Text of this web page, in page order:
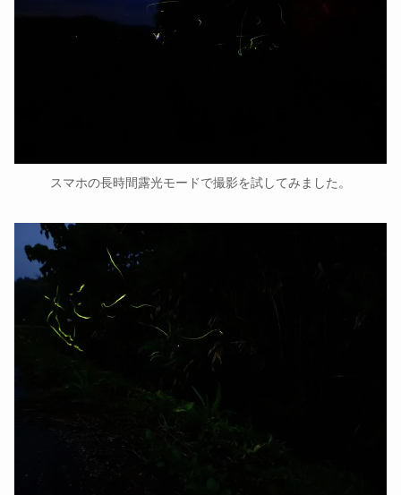
スマホの長時間露光モードで撮影を試してみました。